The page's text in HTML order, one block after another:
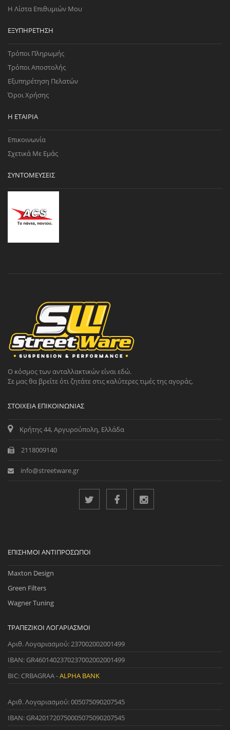
Η Λίστα Επιθυμιών Μου
ΕΞΥΠΗΡΈΤΗΣΗ
Τρόποι Πληρωμής
Τρόποι Αποστολής
Εξυπηρέτηση Πελατών
Όροι Χρήσης
Η ΕΤΑΙΡΊΑ
Επικοινωνία
Σχετικά Με Εμάς
ΣΥΝΤΟΜΕΎΣΕΙΣ
Ο κόσμος των ανταλλακτικών είναι εδώ.
Σε μας θα βρείτε ότι ζητάτε στις καλύτερες τιμές της αγοράς.
ΣΤΟΙΧΕΊΑ ΕΠΙΚΟΙΝΩΝΊΑΣ
Κρήτης 44, Αργυρούπολη, Ελλάδα
2118009140
info@streetware.gr
ΕΠΊΣΗΜΟΙ ΑΝΤΙΠΡΌΣΩΠΟΙ
Maxton Design
Green Filters
Wagner Tuning
ΤΡΑΠΕΖΙΚΟΊ ΛΟΓΑΡΙΑΣΜΟΊ
Αριθ. Λογαριασμού: 237002002001499
IBAN: GR4601402370237002002001499
BIC: CRBAGRAA -ALPHA BANK
Αριθ. Λογαριασμού: 005075090207545
IBAN: GR4201720750005075090207545